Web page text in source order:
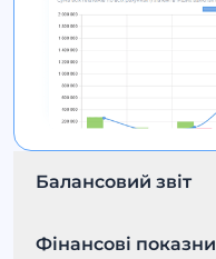
Балансовий звіт
Фінансові